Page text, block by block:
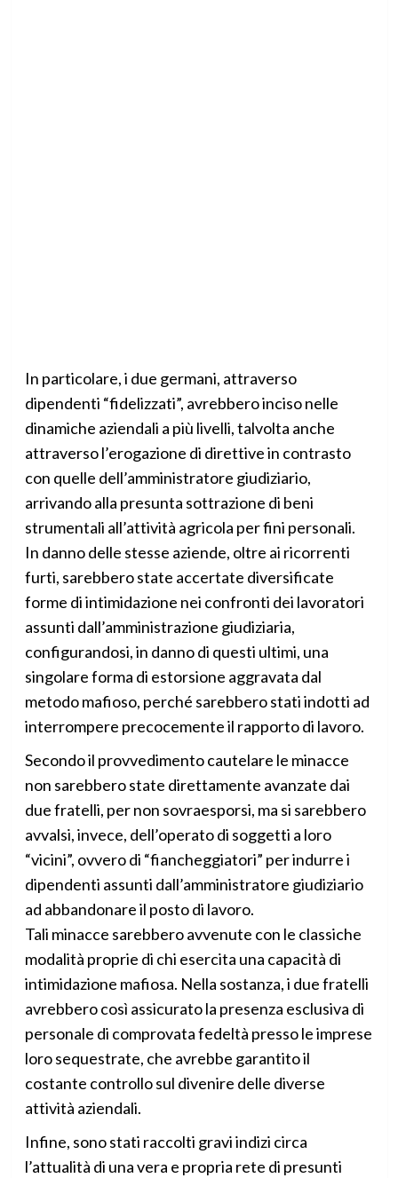
In particolare, i due germani, attraverso
dipendenti “fidelizzati”, avrebbero inciso nelle
dinamiche aziendali a più livelli, talvolta anche
attraverso l’erogazione di direttive in contrasto
con quelle dell’amministratore giudiziario,
arrivando alla presunta sottrazione di beni
strumentali all’attività agricola per fini personali.
In danno delle stesse aziende, oltre ai ricorrenti
furti, sarebbero state accertate diversificate
forme di intimidazione nei confronti dei lavoratori
assunti dall’amministrazione giudiziaria,
configurandosi, in danno di questi ultimi, una
singolare forma di estorsione aggravata dal
metodo mafioso, perché sarebbero stati indotti ad
interrompere precocemente il rapporto di lavoro.
Secondo il provvedimento cautelare le minacce
non sarebbero state direttamente avanzate dai
due fratelli, per non sovraesporsi, ma si sarebbero
avvalsi, invece, dell’operato di soggetti a loro
“vicini”, ovvero di “fiancheggiatori” per indurre i
dipendenti assunti dall’amministratore giudiziario
ad abbandonare il posto di lavoro.
Tali minacce sarebbero avvenute con le classiche
modalità proprie di chi esercita una capacità di
intimidazione mafiosa. Nella sostanza, i due fratelli
avrebbero così assicurato la presenza esclusiva di
personale di comprovata fedeltà presso le imprese
loro sequestrate, che avrebbe garantito il
costante controllo sul divenire delle diverse
attività aziendali.
Infine, sono stati raccolti gravi indizi circa
l’attualità di una vera e propria rete di presunti